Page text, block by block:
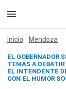
Inicio Mendoza
EL GOBERNADOR
TEMAS A
EL INTENDENTE
CON EL HUMOR